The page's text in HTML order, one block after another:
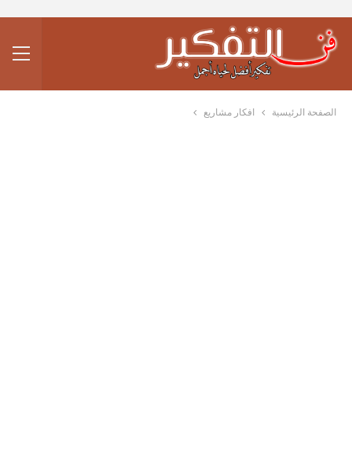
الصفحة الرئيسية افكار مشاريع